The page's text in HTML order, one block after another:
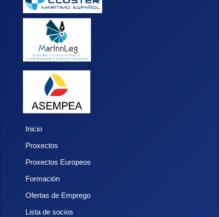
Inicio
Proxectos
Proxectos Europeos
Formación
Ofertas de Emprego
Lista de socios